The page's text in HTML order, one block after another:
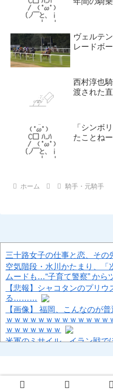
ヴェルテ
レードボ
西村淳也
渡された
「シンボ
たことね
ホーム 騎手・元騎手
三十路女子の仕事と恋、その
空気階段・水川かたまり、
ムードも…“子育て警察” から
【悲報】シャコタンのプリ
る………
【画像】 福岡、こんなのが
ｗｗｗｗｗｗｗｗｗｗｗｗｗ
ｗｗｗｗｗｗｗ
米軍のミサイル、イラン戦で
DeNA 5－11 阪神、3位浮上
2回8失点で来日初黒星...若松
© 2013-